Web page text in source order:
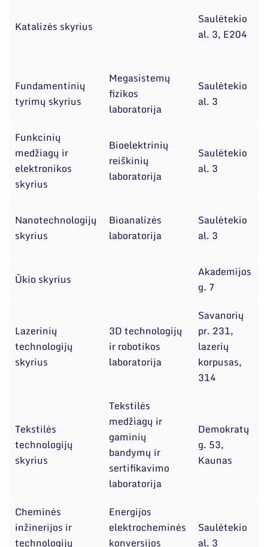
Katalizės skyrius
Saulėtekio
al. 3, E204
Fundamentinių
tyrimų skyrius
Megasistemų
fizikos
laboratorija
Saulėtekio
al. 3
Funkcinių
medžiagų ir
elektronikos
skyrius
Bioelektrinių
reiškinių
laboratorija
Saulėtekio
al. 3
Nanotechnologijų
skyrius
Bioanalizės
laboratorija
Saulėtekio
al. 3
Ūkio skyrius
Akademijos
g. 7
Lazerinių
technologijų
skyrius
3D technologijų
ir robotikos
laboratorija
Savanorių
pr. 231,
lazerių
korpusas,
314
Tekstilės
technologijų
skyrius
Tekstilės
medžiagų ir
gaminių
bandymų ir
sertifikavimo
laboratorija
Demokratų
g. 53,
Kaunas
Cheminės
inžinerijos ir
technologijų
Energijos
elektrocheminės
konversijos
Saulėtekio
al. 3